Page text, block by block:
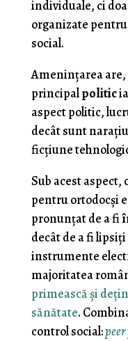
individuale, ci
organizate
social.
Ameninţarea
principalpolitic
aspect politic,
decât sunt
ficţiune
Sub acest
pentru ortodocşi
pronunţat de a fi
decât de a fi
instrumente
majoritatea
primească şi
sănătate.
control social: